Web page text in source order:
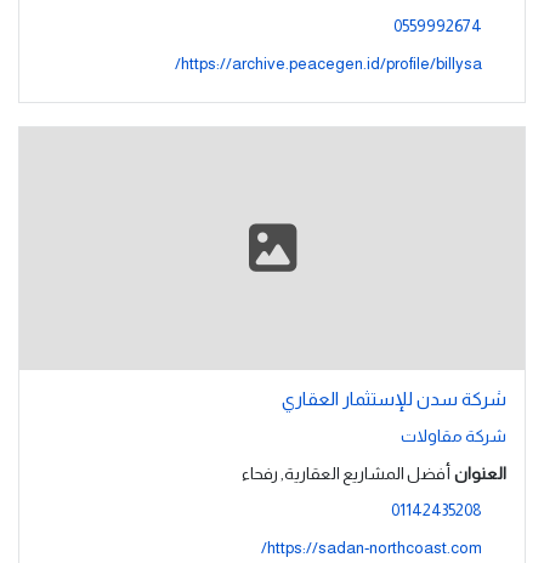
0559992674
https://archive.peacegen.id/profile/billysa/
شركة سدن للإستثمار العقاري
شركة مقاولات
العنوان أفضل المشاريع العقارية, رفحاء
01142435208
https://sadan-northcoast.com/